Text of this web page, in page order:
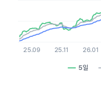
5일
25.09 25.11 26.01